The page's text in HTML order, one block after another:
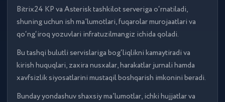
Bitrix24 KP va Asterisk tashkilot serveriga o‘rnatiladi,
shuning uchun ish ma’lumotlari, fuqarolar murojaatlari va
qo‘ng‘iroq yozuvlari infratuzilmangiz ichida qoladi.
Bu tashqi bulutli servislariga bog‘liqlikni kamaytiradi va
kirish huquqlari, zaxira nusxalar, harakatlar jurnali hamda
xavfsizlik siyosatlarini mustaqil boshqarish imkonini beradi.
Bunday yondashuv shaxsiy ma’lumotlar, ichki hujjatlar va
Biznes, uni avtomatlashtirish, savdo
bo‘limlarini yaratish haqida ma’lumot
beramiz. Shuningdek, mijozlarimizning
xizmatlarni amalga oshirish ko‘rsatkichlari
haqidagi fikrlari bilan bo‘lishamiz.